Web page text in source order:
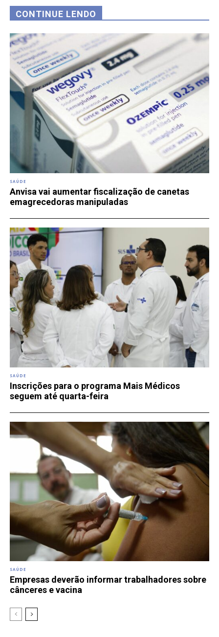
CONTINUE LENDO
SAÚDE
Anvisa vai aumentar fiscalização de canetas
emagrecedoras manipuladas
SAÚDE
Inscrições para o programa Mais Médicos
seguem até quarta-feira
SAÚDE
Empresas deverão informar trabalhadores sobre
cânceres e vacina